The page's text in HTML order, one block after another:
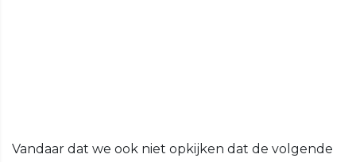
Vandaar dat we ook niet opkijken dat de volgende